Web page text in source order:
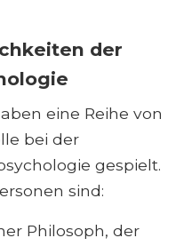
der
eine Reihe von
bei der
gespielt.
sind:
Philosoph, der